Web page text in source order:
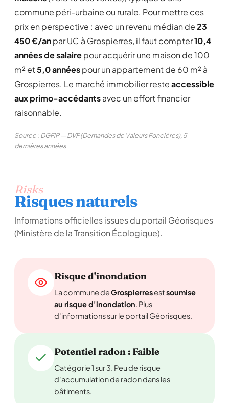
commune péri-urbaine ou rurale. Pour mettre ces
prix en perspective : avec un revenu médian de23
450 €/anpar UC à Grospierres, il faut compter10,4
années de salairepour acquérir une maison de 100
m² et5,0 annéespour un appartement de 60 m² à
Grospierres. Le marché immobilier resteaccessible
aux primo-accédantsavec un effort financier
raisonnable.
Source : DGFiP — DVF (Demandes de Valeurs Foncières), 5
dernières années
Risks
Risques naturels
Informations officielles issues du portail Géorisques
(Ministère de la Transition Écologique).
Risque d'inondation
La commune deGrospierresestsoumise
au risque d'inondation. Plus
d'informations sur le portail Géorisques.
Potentiel radon : Faible
Catégorie 1 sur 3. Peu de risque
d'accumulation de radon dans les
bâtiments.